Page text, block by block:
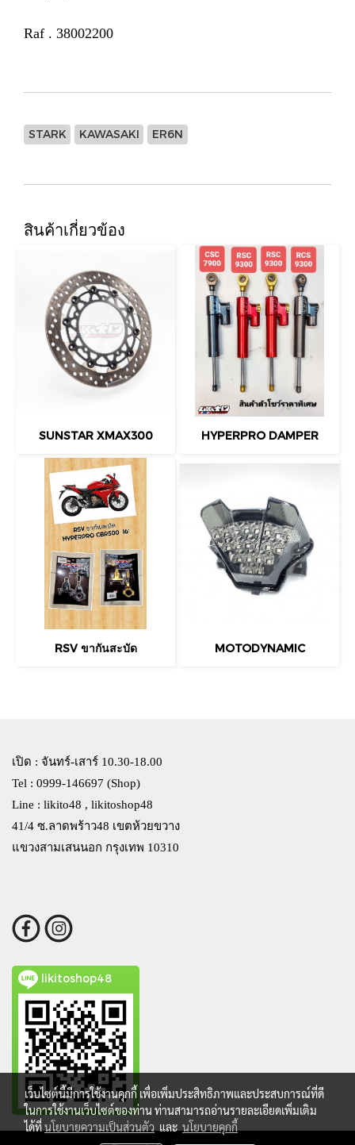
Raf . 38002200
STARK KAWASAKI ER6N
สินค้าเกี่ยวข้อง
SUNSTAR XMAX300 HYPERPRO DAMPER
RSV ขากันสะบัด MOTODYNAMIC
เปิด : จันทร์-เสาร์ 10.30-18.00
Tel : 0999-146697 (Shop)
Line : likito48 , likitoshop48
41/4 ซ.ลาดพร้าว48 เขตห้วยขวาง
แขวงสามเสนนอก กรุงเทพ 10310
likitoshop48
เว็บไซต์นี้มีการใช้งานคุกกี้ เพื่อเพิ่มประสิทธิภาพและประสบการณ์ที่ดี
ในการใช้งานเว็บไซต์ของท่าน ท่านสามารถอ่านรายละเอียดเพิ่มเติม
ได้ที่นโยบายความเป็นส่วนตัว และ นโยบายคุกกี้